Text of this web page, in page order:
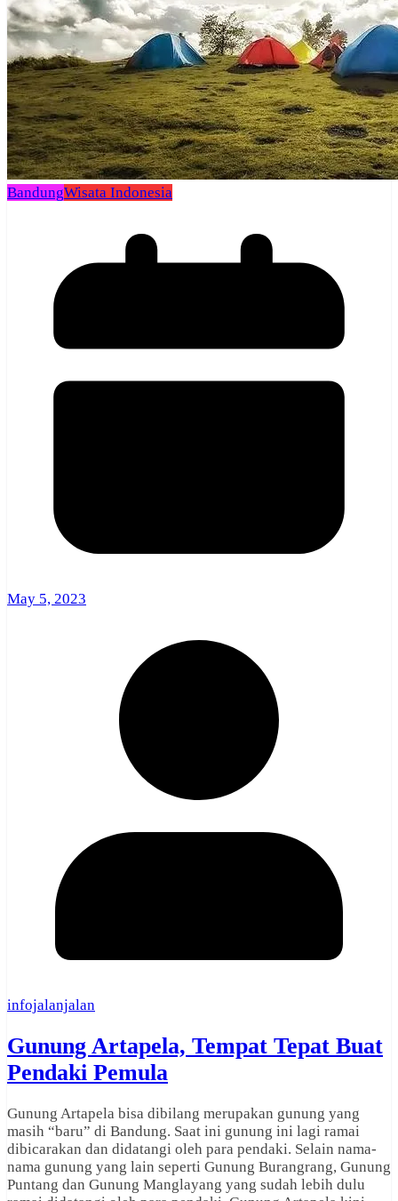
BandungWisata Indonesia
May 5, 2023
infojalanjalan
Gunung Artapela, Tempat Tepat Buat
Pendaki Pemula
Gunung Artapela bisa dibilang merupakan gunung yang
masih “baru” di Bandung. Saat ini gunung ini lagi ramai
dibicarakan dan didatangi oleh para pendaki. Selain nama-
nama gunung yang lain seperti Gunung Burangrang, Gunung
Puntang dan Gunung Manglayang yang sudah lebih dulu